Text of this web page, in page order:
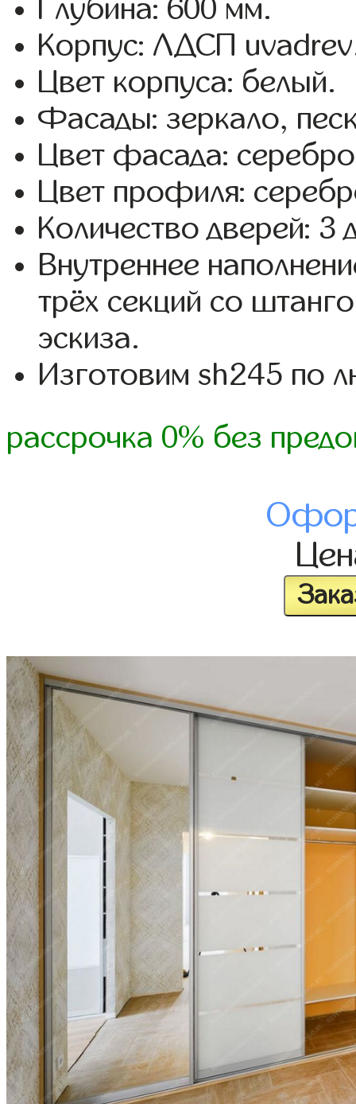
Глубина: 600 мм.
Корпус: ЛДСП
Цвет корпуса: белый.
Фасады: зеркало,
Цвет фасада:
Цвет профиля:
Количество дверей: 3
Внутреннее
трёх секций со
эскиза.
Изготовим sh245 по
рассрочка 0% без